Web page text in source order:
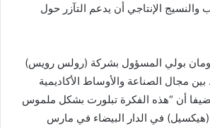
والنسيج الإنتاجي أن يدعم التآزر حول
بولي المسؤول بشركة (رولس رويس)
مجال الصناعة والأوساط الأكاديمية
أن “هذه الفكرة تبلورت بشكل ملموس
(هيكسيل) في الدار البيضاء في مارس